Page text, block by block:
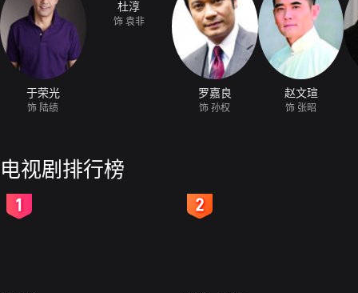
于荣光
饰 陆绩
杜淳
饰 袁非
罗嘉良
饰 孙权
赵文瑄
饰 张昭
电视剧排行榜